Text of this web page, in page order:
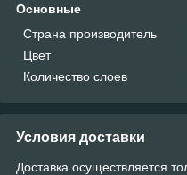
Основные
Страна производитель
Цвет
Количество слоев
Условия доставки
Доставка осуществляется